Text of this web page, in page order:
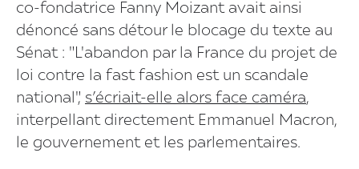
co-fondatrice Fanny Moizant avait ainsi
dénoncé sans détour le blocage du texte au
Sénat : "L'abandon par la France du projet de
loi contre la fast fashion est un scandale
national", s’écriait-elle alors face caméra,
interpellant directement Emmanuel Macron,
le gouvernement et les parlementaires.